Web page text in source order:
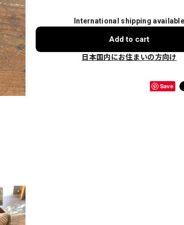
International shipping
Add to cart
日本国内にお住まいの方向け
Save